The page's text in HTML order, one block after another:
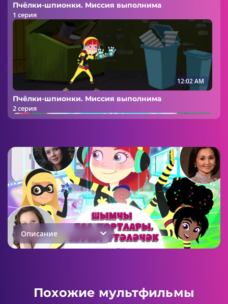
Пчёлки-шпионки. Миссия выполнима
1 серия
12:02 AM
Пчёлки-шпионки. Миссия выполнима
2 серия
12:02 AM
Пчёлки-шпионки. Миссия выполнима
3 серия
Пчёлки-шпионки. Миссия выполнима
4 серия
Описание
Похожие мультфильмы